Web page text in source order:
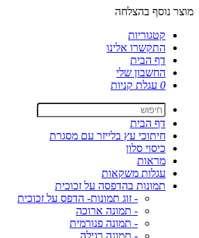
מוצר נוסף בהצלחה
קטגוריות
התקשרו אלינו
דף הבית
החשבון שלי
0 עגלת קניות
דף הבית
חיתוכי עץ בלייזר עם מסגרת
כיסוי סלון
מראות
עגלות משקאות
תמונות בהדפסה על זכוכית
- זוג תמונות- הדפס על זכוכית
- תמונה ארוכה
- תמונה פנורמית
- תמונה רגילה